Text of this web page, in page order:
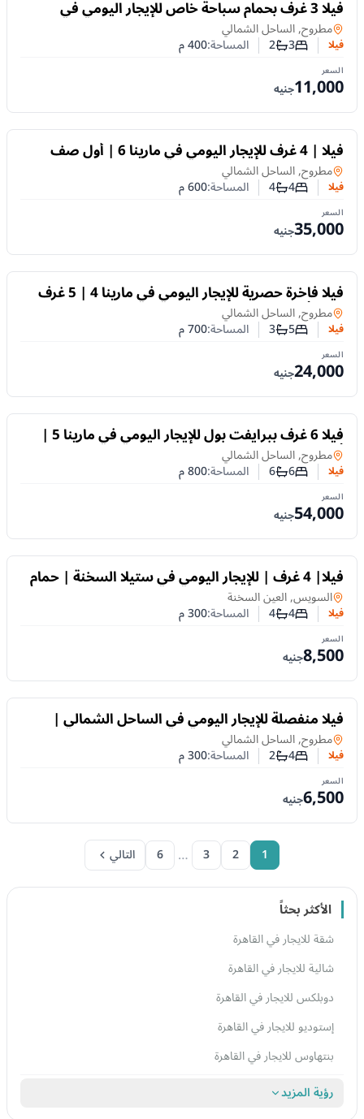
فيلا 3 غرف بحمام سباحة خاص للإيجار اليومي في
شاطئ الشروق في الصف الثاني من البحر
فيلافي
مطروح, الساحل الشمالي
فيلا عدد غرف النوم
3عدد الحمامات
2 المساحة:400م
السعر
11,000جنيه
للايجار فيلا | 4 غرف للإيجار اليومي في مارينا 6 | أول صف
بحيرة صخرية
فيلافي
مطروح, الساحل الشمالي
فيلا عدد غرف النوم
4عدد الحمامات
4 المساحة:600م
السعر
35,000جنيه
للايجار فيلا فاخرة حصرية للإيجار اليومي في مارينا 4 | 5 غرف
نوم | أول صف على البحيرة
فيلافي
مطروح, الساحل الشمالي
فيلا عدد غرف النوم
5عدد الحمامات
3 المساحة:700م
السعر
24,000جنيه
للايجار فيلا 6 غرف ببرايفت بول للإيجار اليومي في مارينا 5 |
أول صف بحيرة
فيلافي
مطروح, الساحل الشمالي
فيلا عدد غرف النوم
6عدد الحمامات
6 المساحة:800م
السعر
54,000جنيه
للايجار فيلا| 4 غرف | للإيجار اليومي في ستيلا السخنة | حمام
سباحة خاص
فيلافي
السويس, العين السخنة
فيلا عدد غرف النوم
4عدد الحمامات
4 المساحة:300م
السعر
8,500جنيه
للايجار
فيلا منفصلة للإيجار اليومي في الساحل الشمالي |
300م وإطلالة على البحر
فيلافي
مطروح, الساحل الشمالي
فيلا عدد غرف النوم
4عدد الحمامات
2 المساحة:300م
السعر
6,500جنيه
1
2
3
…
6 التالي
الأكثر بحثاً
شقة للايجار في القاهرة
شالية للايجار في القاهرة
دوبلكس للايجار في القاهرة
إستوديو للايجار في القاهرة
بنتهاوس للايجار في القاهرة
رؤية المزيد